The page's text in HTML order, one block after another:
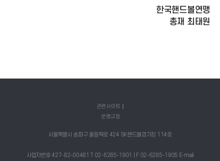
한국핸드볼연맹
총재 최태원
관련사이트
운영규정
서울특별시 송파구 올림픽로 424 SK핸드볼경기장 114호
사업자번호 427-82-00481 T 02-6285-1901 | F 02-6285-1905 E-mail